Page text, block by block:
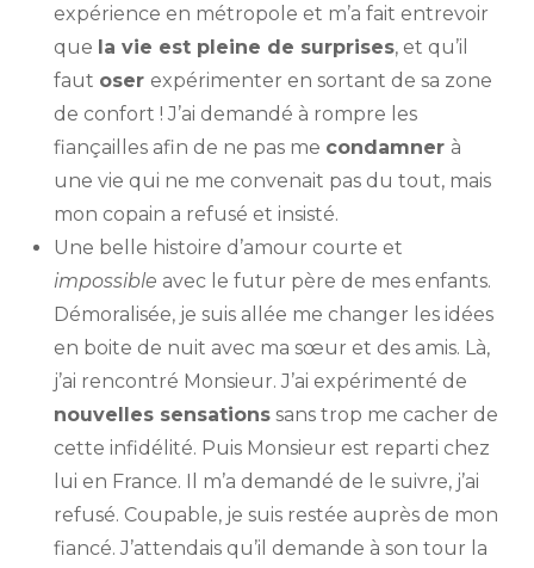
expérience en métropole et m’a fait entrevoir
que la vie est pleine de surprises, et qu’il
faut oser expérimenter en sortant de sa zone
de confort ! J’ai demandé à rompre les
fiançailles afin de ne pas me condamner à
une vie qui ne me convenait pas du tout, mais
mon copain a refusé et insisté.
Une belle histoire d’amour courte et
impossible avec le futur père de mes enfants.
Démoralisée, je suis allée me changer les idées
en boite de nuit avec ma sœur et des amis. Là,
j’ai rencontré Monsieur. J’ai expérimenté de
nouvelles sensations sans trop me cacher de
cette infidélité. Puis Monsieur est reparti chez
lui en France. Il m’a demandé de le suivre, j’ai
refusé. Coupable, je suis restée auprès de mon
fiancé. J’attendais qu’il demande à son tour la